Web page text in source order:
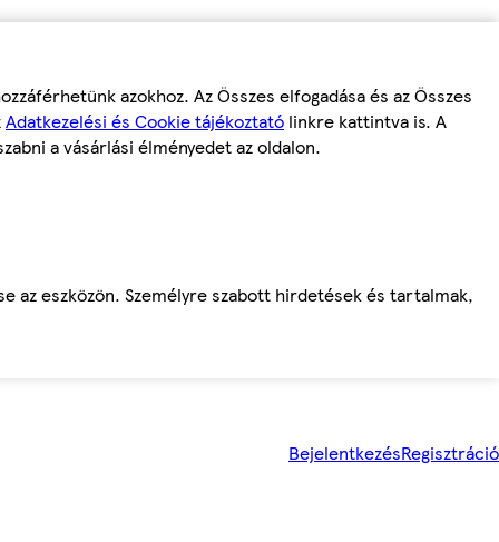
azokhoz. Az Összes elfogadása és az Összes
Adatkezelési és Cookie tájékoztató linkre kattintva is. A
a vásárlási élményedet az oldalon.
az eszközön. Személyre szabott hirdetések és tartalmak,
BejelentkezésRegisztráció